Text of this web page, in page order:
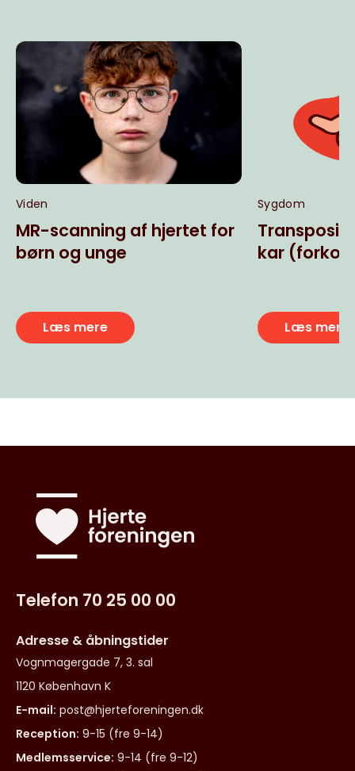
Viden
MR-scanning af hjertet for
børn og unge
Læs mere
Sygdom
kar
Læs mere
Telefon 70 25 00 00
Adresse & åbningstider
Vognmagergade 7, 3. sal
1120 København K
E-mail: post@hjerteforeningen.dk
Reception: 9-15 (fre 9-14)
Medlemsservice: 9-14 (fre 9-12)